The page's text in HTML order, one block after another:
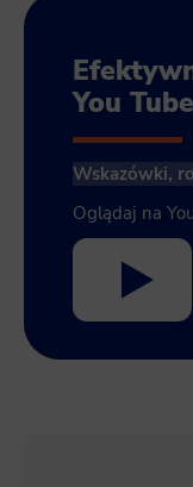
You Tube
Wskazówki,
Oglądaj na